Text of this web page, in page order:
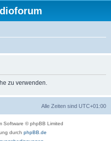
zu verwenden.
Alle Zeiten sind UTC+01:00
Software © phpBB Limited
durch phpBB.de